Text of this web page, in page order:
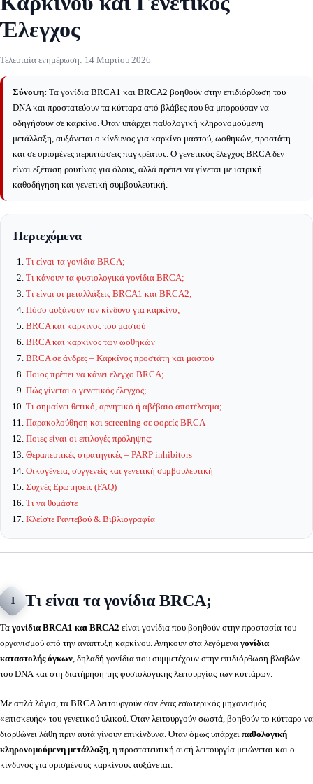
Έλεγχος
Τελευταία ενημέρωση: 14 Μαρτίου 2026
Σύνοψη: Τα γονίδια BRCA1 και BRCA2 βοηθούν στην επιδιόρθωση του
DNA και προστατεύουν τα κύτταρα από βλάβες που θα μπορούσαν να
οδηγήσουν σε καρκίνο. Όταν υπάρχει παθολογική κληρονομούμενη
μετάλλαξη, αυξάνεται ο κίνδυνος για καρκίνο μαστού, ωοθηκών, προστάτη
και σε ορισμένες περιπτώσεις παγκρέατος. Ο γενετικός έλεγχος BRCA δεν
είναι εξέταση ρουτίνας για όλους, αλλά πρέπει να γίνεται με ιατρική
καθοδήγηση και γενετική συμβουλευτική.
Περιεχόμενα
Τι είναι τα γονίδια BRCA;
Τι κάνουν τα φυσιολογικά γονίδια BRCA;
Τι είναι οι μεταλλάξεις BRCA1 και BRCA2;
Πόσο αυξάνουν τον κίνδυνο για καρκίνο;
BRCA και καρκίνος του μαστού
BRCA και καρκίνος των ωοθηκών
BRCA σε άνδρες – Καρκίνος προστάτη και μαστού
Ποιος πρέπει να κάνει έλεγχο BRCA;
Πώς γίνεται ο γενετικός έλεγχος;
Τι σημαίνει θετικό, αρνητικό ή αβέβαιο αποτέλεσμα;
Παρακολούθηση και screening σε φορείς BRCA
Ποιες είναι οι επιλογές πρόληψης;
Θεραπευτικές στρατηγικές – PARP inhibitors
Οικογένεια, συγγενείς και γενετική συμβουλευτική
Συχνές Ερωτήσεις (FAQ)
Τι να θυμάστε
Κλείστε Ραντεβού & Βιβλιογραφία
1 Τι είναι τα γονίδια BRCA;
Τα γονίδια BRCA1 και BRCA2 είναι γονίδια που βοηθούν στην προστασία του
οργανισμού από την ανάπτυξη καρκίνου. Ανήκουν στα λεγόμενα γονίδια
καταστολής όγκων, δηλαδή γονίδια που συμμετέχουν στην επιδιόρθωση βλαβών
του DNA και στη διατήρηση της φυσιολογικής λειτουργίας των κυττάρων.
Με απλά λόγια, τα BRCA λειτουργούν σαν ένας εσωτερικός μηχανισμός
«επισκευής» του γενετικού υλικού. Όταν λειτουργούν σωστά, βοηθούν το κύτταρο να
διορθώνει λάθη πριν αυτά γίνουν επικίνδυνα. Όταν όμως υπάρχει παθολογική
κληρονομούμενη μετάλλαξη, η προστατευτική αυτή λειτουργία μειώνεται και ο
κίνδυνος για ορισμένους καρκίνους αυξάνεται.